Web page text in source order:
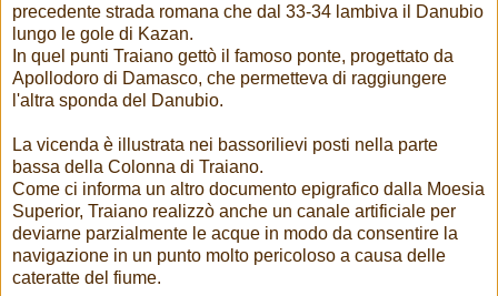
precedente strada romana che dal 33-34 lambiva il Danubio
lungo le gole di Kazan.
In quel punti Traiano gettò il famoso ponte, progettato da
Apollodoro di Damasco, che permetteva di raggiungere
l'altra sponda del Danubio.
La vicenda è illustrata nei bassorilievi posti nella parte
bassa della Colonna di Traiano.
Come ci informa un altro documento epigrafico dalla Moesia
Superior, Traiano realizzò anche un canale artificiale per
deviarne parzialmente le acque in modo da consentire la
navigazione in un punto molto pericoloso a causa delle
cateratte del fiume.